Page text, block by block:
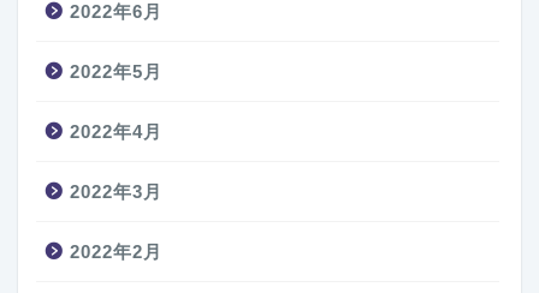
2022年6月
2022年5月
2022年4月
2022年3月
2022年2月